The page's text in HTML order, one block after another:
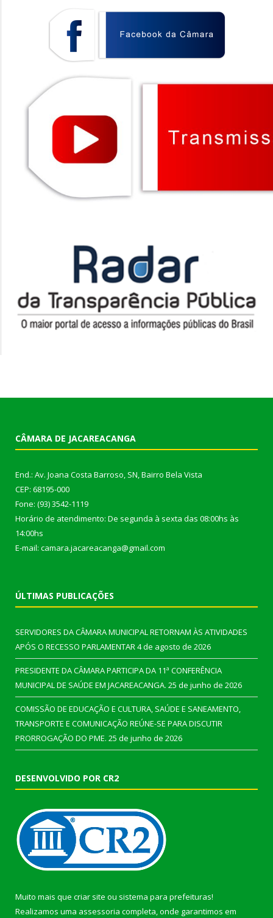
CÂMARA DE JACAREACANGA
End.: Av. Joana Costa Barroso, SN, Bairro Bela Vista
CEP: 68195-000
Fone: (93) 3542-1119
Horário de atendimento: De segunda à sexta das 08:00hs às
14:00hs
E-mail: camara.jacareacanga@gmail.com
ÚLTIMAS PUBLICAÇÕES
SERVIDORES DA CÂMARA MUNICIPAL RETORNAM ÀS ATIVIDADES
APÓS O RECESSO PARLAMENTAR4 de agosto de 2026
PRESIDENTE DA CÂMARA PARTICIPA DA 11ª CONFERÊNCIA
MUNICIPAL DE SAÚDE EM JACAREACANGA. 25 de junho de 2026
COMISSÃO DE EDUCAÇÃO E CULTURA, SAÚDE E SANEAMENTO,
TRANSPORTE E COMUNICAÇÃO REÚNE-SE PARA DISCUTIR
PRORROGAÇÃO DO PME. 25 de junho de 2026
DESENVOLVIDO POR CR2
Muito mais que criar site ou sistema para prefeituras!
Realizamos uma assessoria completa, onde garantimos em